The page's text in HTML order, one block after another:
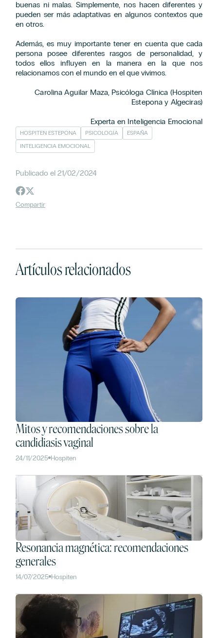
Publicado el 21/02/2024
Compartir
buenas ni malas. Simplemente, nos hacen diferentes y
pueden ser más adaptativas en algunos contextos que
en otros.
Además, es muy importante tener en cuenta que cada
persona posee diferentes rasgos de personalidad, y
todos ellos influyen en la manera en la que nos
relacionamos con el mundo en el que vivimos.
Carolina Aguilar Maza , Psicóloga Clínica (Hospiten
Estepona y Algeciras)
Experta en Inteligencia Emocional
HOSPITEN ESTEPONA PSICOLOGÍA
ESPAÑA
INTELIGENCIA EMOCIONAL
Artículos relacionados
Mitos y recomendaciones sobre la
candidiasis vaginal
24/11/2025 Hospiten
Resonancia magnética: recomendaciones
generales
14/07/2025 Hospiten